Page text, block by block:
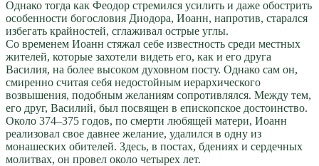
Однако тогда как Феодор стремился усилить и даже обострить
особенности богословия Диодора, Иоанн, напротив, старался
избегать крайностей, сглаживал острые углы.
Со временем Иоанн стяжал себе известность среди местных
жителей, которые захотели видеть его, как и его друга
Василия, на более высоком духовном посту. Однако сам он,
смиренно считая себя недостойным иерархического
возвышения, подобным желаниям сопротивлялся. Между тем,
его друг, Василий, был посвящен в епископское достоинство.
Около 374–375 годов, по смерти любящей матери, Иоанн
реализовал свое давнее желание, удалился в одну из
монашеских обителей. Здесь, в постах, бдениях и сердечных
молитвах, он провел около четырех лет.